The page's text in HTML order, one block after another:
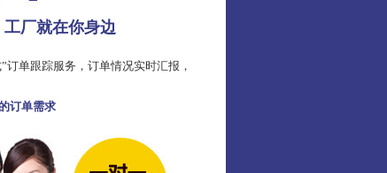
厂就在你身边
订单跟踪服务，订单情况实时汇报，
订单需求